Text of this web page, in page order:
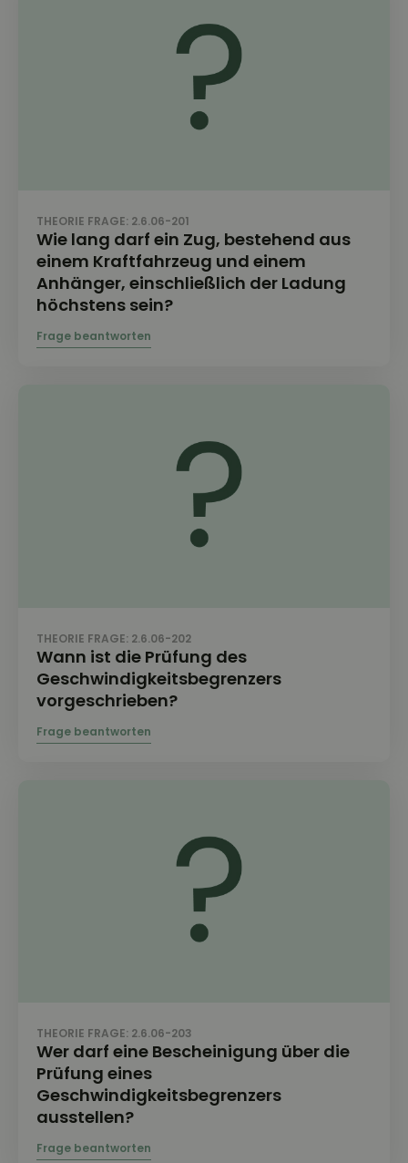
THEORIE FRAGE: 2.6.06-201
Wie lang darf ein Zug, bestehend aus
einem Kraftfahrzeug und einem
Anhänger, einschließlich der Ladung
höchstens sein?
THEORIE FRAGE: 2.6.06-202
Wann ist die Prüfung des
Geschwindigkeitsbegrenzers
vorgeschrieben?
THEORIE FRAGE: 2.6.06-203
Wer darf eine Bescheinigung über die
Prüfung eines
Geschwindigkeitsbegrenzers
ausstellen?